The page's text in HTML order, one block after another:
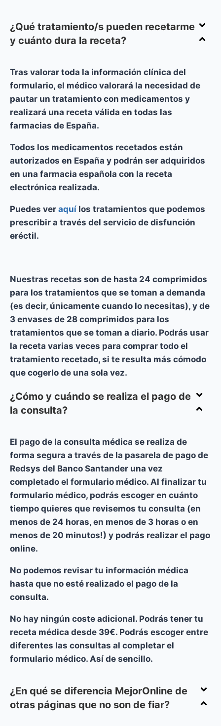
¿Qué tratamiento/s pueden recetarme
y cuánto dura la receta?
Tras valorar toda la información clínica del
formulario, el médico valorará la necesidad de
pautar un tratamiento con medicamentos y
realizará una receta válida en todas las
farmacias de España.
Todos los medicamentos recetados están
autorizados en España y podrán ser adquiridos
en una farmacia española con la receta
electrónica realizada.
Puedes ver aquí los tratamientos que podemos
prescribir a través del servicio de disfunción
eréctil.
Nuestras recetas son de hasta 24 comprimidos
para los tratamientos que se toman a demanda
(es decir, únicamente cuando lo necesitas), y de
3 envases de 28 comprimidos para los
tratamientos que se toman a diario. Podrás usar
la receta varias veces para comprar todo el
tratamiento recetado, si te resulta más cómodo
que cogerlo de una sola vez.
¿Cómo y cuándo se realiza el pago de
la consulta?
El pago de la consulta médica se realiza de
forma segura a través de la pasarela de pago de
Redsys del Banco Santander una vez
completado el formulario médico. Al finalizar tu
formulario médico, podrás escoger en cuánto
tiempo quieres que revisemos tu consulta (en
menos de 24 horas, en menos de 3 horas o en
menos de 20 minutos!) y podrás realizar el pago
online.
No podemos revisar tu información médica
hasta que no esté realizado el pago de la
consulta.
No hay ningún coste adicional. Podrás tener tu
receta médica desde 39€. Podrás escoger entre
diferentes las consultas al completar el
formulario médico. Así de sencillo.
¿En qué se diferencia MejorOnline de
otras páginas que no son de fiar?